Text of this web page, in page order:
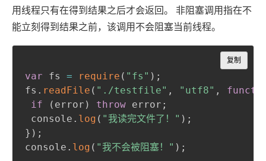
用线程只有在得到结果之后才会返回。 非阻塞调用指在不
能立刻得到结果之前，该调用不会阻塞当前线程。
var fs = require ( "fs" ) ;
fs . readFile ( "./testfile" , "utf8" ,
if
( error ) throw error ;
console . log ( "我读完文件了！" ) ;
} ) ;
console . log ( "我不会被阻塞！" ) ;
复制
Copy